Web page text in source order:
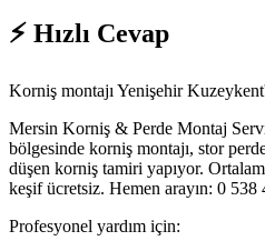
⚡ Hızlı Cevap
Korniş montajı Yenişehir
Mersin Korniş & Perde Montaj
bölgesinde korniş montajı, stor
düşen korniş tamiri yapıyor.
keşif ücretsiz. Hemen arayın: 0 538
Profesyonel yardım için: